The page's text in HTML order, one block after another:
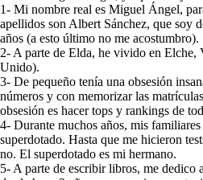
1- Mi nombre real es Miguel Ángel,
apellidos son Albert Sánchez, que soy
años (a esto último no me acostumbro).
2- A parte de Elda, he vivido en
Unido).
3- De pequeño tenía una obsesión
números y con memorizar las
obsesión es hacer tops y rankings de
4- Durante muchos años, mis
superdotado. Hasta que me hicieron
no. El superdotado es mi hermano.
5- A parte de escribir libros, me dedico